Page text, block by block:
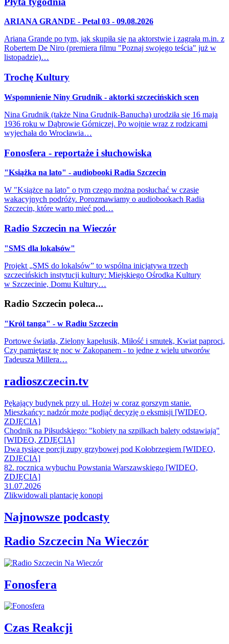
ARIANA GRANDE - Petal 03 - 09.08.2026
Ariana Grande po tym, jak skupiła się na aktorstwie i zagrała m.in. z
Robertem De Niro (premiera filmu "Poznaj swojego teścia" już w
listopadzie)…
Trochę Kultury
Wspomnienie Niny Grudnik - aktorki szczecińskich scen
Nina Grudnik (także Nina Grudnik-Banucha) urodziła się 16 maja
1936 roku w Dąbrowie Górniczej. Po wojnie wraz z rodzicami
wyjechała do Wrocławia…
Fonosfera - reportaże i słuchowiska
"Książka na lato" - audiobooki Radia Szczecin
W "Książce na lato" o tym czego można posłuchać w czasie
wakacyjnych podróży. Porozmawiamy o audiobookach Radia
Szczecin, które warto mieć pod…
Radio Szczecin na Wieczór
"SMS dla lokalsów"
Projekt „SMS do lokalsów” to wspólna inicjatywa trzech
szczecińskich instytucji kultury: Miejskiego Ośrodka Kultury
w Szczecinie, Domu Kultury…
Radio Szczecin poleca...
"Król tanga" - w Radiu Szczecin
Portowe światła, Zielony kapelusik, Miłość i smutek, Kwiat paproci,
Czy pamiętasz tę noc w Zakopanem - to jedne z wielu utworów
Tadeusza Millera…
radioszczecin.tv
Pękający budynek przy ul. Hożej w coraz gorszym stanie.
Mieszkańcy: nadzór może podjąć decyzję o eksmisji [WIDEO,
ZDJĘCIA]
Chodnik na Piłsudskiego: "kobiety na szpilkach balety odstawiają"
[WIDEO, ZDJĘCIA]
Dwa tysiące porcji zupy grzybowej pod Kołobrzegiem [WIDEO,
ZDJECIA]
82. rocznica wybuchu Powstania Warszawskiego [WIDEO,
ZDJĘCIA]
31.07.2026
Zlikwidowali plantację konopi
Najnowsze podcasty
Radio Szczecin Na Wieczór
Fonosfera
Czas Reakcji